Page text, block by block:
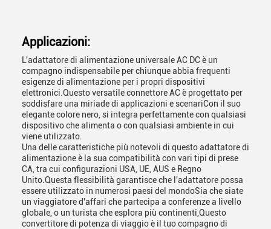
Applicazioni:
L'adattatore di alimentazione universale AC DC è un
compagno indispensabile per chiunque abbia frequenti
esigenze di alimentazione per i propri dispositivi
elettronici.Questo versatile connettore AC è progettato per
soddisfare una miriade di applicazioni e scenariCon il suo
elegante colore nero, si integra perfettamente con qualsiasi
dispositivo che alimenta o con qualsiasi ambiente in cui
viene utilizzato.
Una delle caratteristiche più notevoli di questo adattatore di
alimentazione è la sua compatibilità con vari tipi di prese
CA, tra cui configurazioni USA, UE, AUS e Regno
Unito.Questa flessibilità garantisce che l'adattatore possa
essere utilizzato in numerosi paesi del mondoSia che siate
un viaggiatore d'affari che partecipa a conferenze a livello
globale, o un turista che esplora più continenti,Questo
convertitore di potenza di viaggio è il tuo compagno di